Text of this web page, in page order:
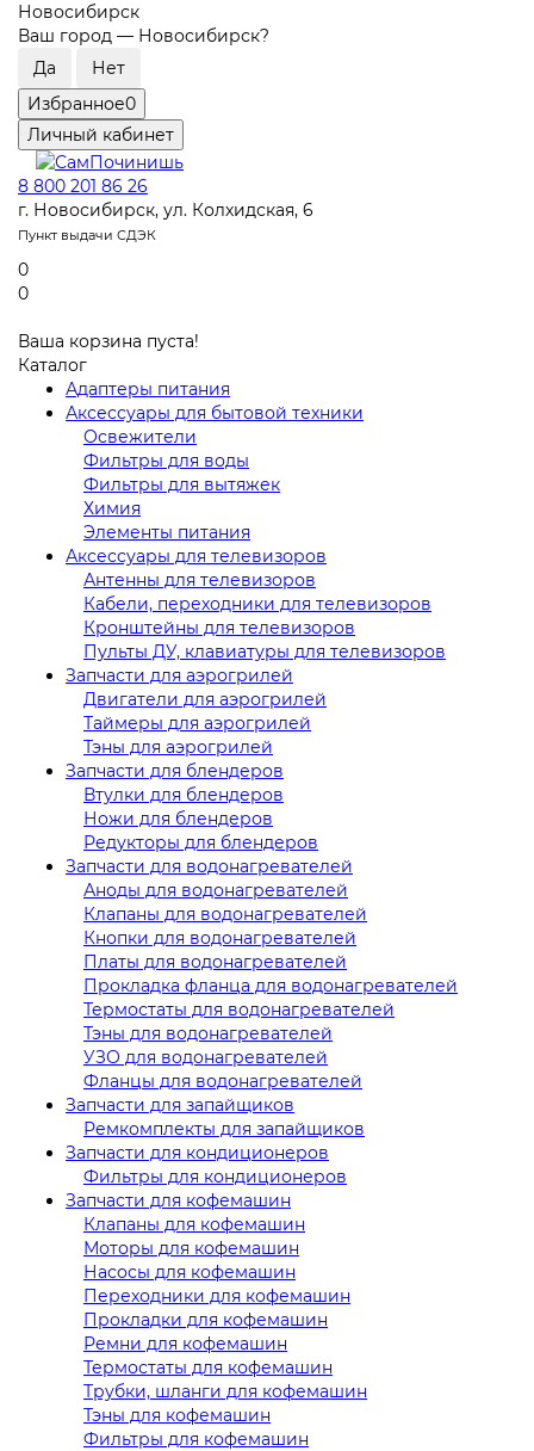
Новосибирск
Ваш город — Новосибирск?
Избранное0
Личный кабинет
8 800 201 86 26
г. Новосибирск, ул. Колхидская, 6
Пункт выдачи СДЭК
0
0
Ваша корзина пуста!
Каталог
Адаптеры питания
Аксессуары для бытовой техники
Освежители
Фильтры для воды
Фильтры для вытяжек
Химия
Элементы питания
Аксессуары для телевизоров
Антенны для телевизоров
Кабели, переходники для телевизоров
Кронштейны для телевизоров
Пульты ДУ, клавиатуры для телевизоров
Запчасти для аэрогрилей
Двигатели для аэрогрилей
Таймеры для аэрогрилей
Тэны для аэрогрилей
Запчасти для блендеров
Втулки для блендеров
Ножи для блендеров
Редукторы для блендеров
Запчасти для водонагревателей
Аноды для водонагревателей
Клапаны для водонагревателей
Кнопки для водонагревателей
Платы для водонагревателей
Прокладка фланца для водонагревателей
Термостаты для водонагревателей
Тэны для водонагревателей
УЗО для водонагревателей
Фланцы для водонагревателей
Запчасти для запайщиков
Ремкомплекты для запайщиков
Запчасти для кондиционеров
Фильтры для кондиционеров
Запчасти для кофемашин
Клапаны для кофемашин
Моторы для кофемашин
Насосы для кофемашин
Переходники для кофемашин
Прокладки для кофемашин
Ремни для кофемашин
Термостаты для кофемашин
Трубки, шланги для кофемашин
Тэны для кофемашин
Фильтры для кофемашин